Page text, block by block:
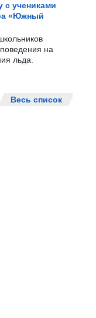
с учениками
«Южный
на
льда.
Весь список